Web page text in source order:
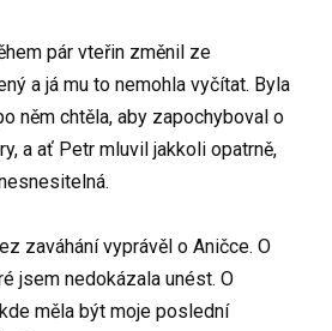
pár vteřin změnil ze
a já mu to nemohla vyčítat. Byla
něm chtěla, aby zapochyboval o
a ať Petr mluvil jakkoli opatrně,
zaváhání vyprávěl o Aničce. O
jsem nedokázala unést. O
měla být moje poslední